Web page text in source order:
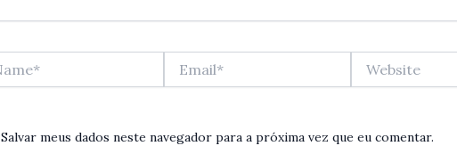
Salvar meus dados neste navegador para a próxima vez que eu comentar.